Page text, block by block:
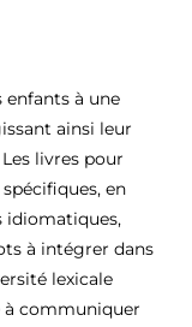
enfants à une
ainsi leur
livres pour
en
idiomatiques,
à intégrer dans
lexicale
à communiquer